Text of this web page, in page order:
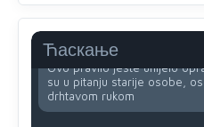
Ћаскање
Ovo pravilo jeste unijelo
su u pitanju starije osobe,
drhtavom rukom